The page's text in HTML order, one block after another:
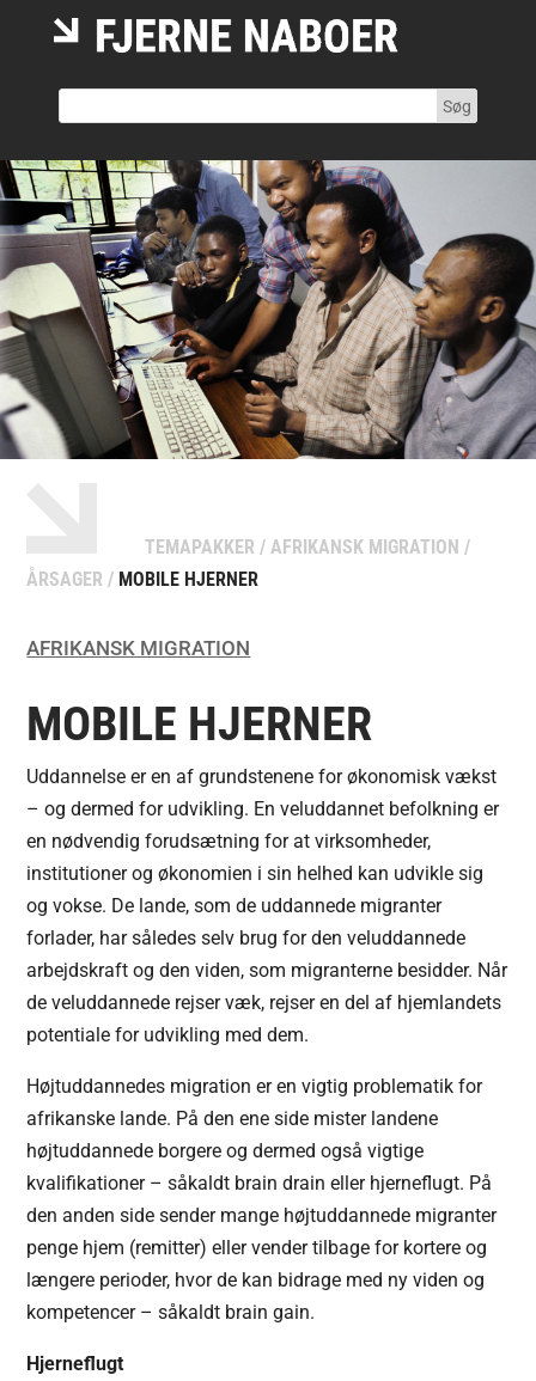
TEMAPAKKER /AFRIKANSK MIGRATION /
ÅRSAGER / MOBILE HJERNER
AFRIKANSK MIGRATION
MOBILE HJERNER
Uddannelse er en af grundstenene for økonomisk vækst
– og dermed for udvikling. En veluddannet befolkning er
en nødvendig forudsætning for at virksomheder,
institutioner og økonomien i sin helhed kan udvikle sig
og vokse. De lande, som de uddannede migranter
forlader, har således selv brug for den veluddannede
arbejdskraft og den viden, som migranterne besidder. Når
de veluddannede rejser væk, rejser en del af hjemlandets
potentiale for udvikling med dem.
Højtuddannedes migration er en vigtig problematik for
afrikanske lande. På den ene side mister landene
højtuddannede borgere og dermed også vigtige
kvalifikationer – såkaldt brain drain eller hjerneflugt. På
den anden side sender mange højtuddannede migranter
penge hjem (remitter) eller vender tilbage for kortere og
længere perioder, hvor de kan bidrage med ny viden og
kompetencer – såkaldt brain gain.
Hjerneflugt